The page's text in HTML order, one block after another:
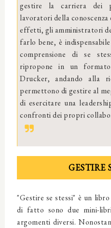
gestire la carriera dei
lavoratori della
effetti, gli amministratori
farlo bene, è
comprensione di se
ripropone in un
Drucker, andando alla
permettono di gestire al
di esercitare una
confronti dei propri
GESTIRE
"Gestire se stessi" è un
di fatto sono due mini-
argomenti diversi.